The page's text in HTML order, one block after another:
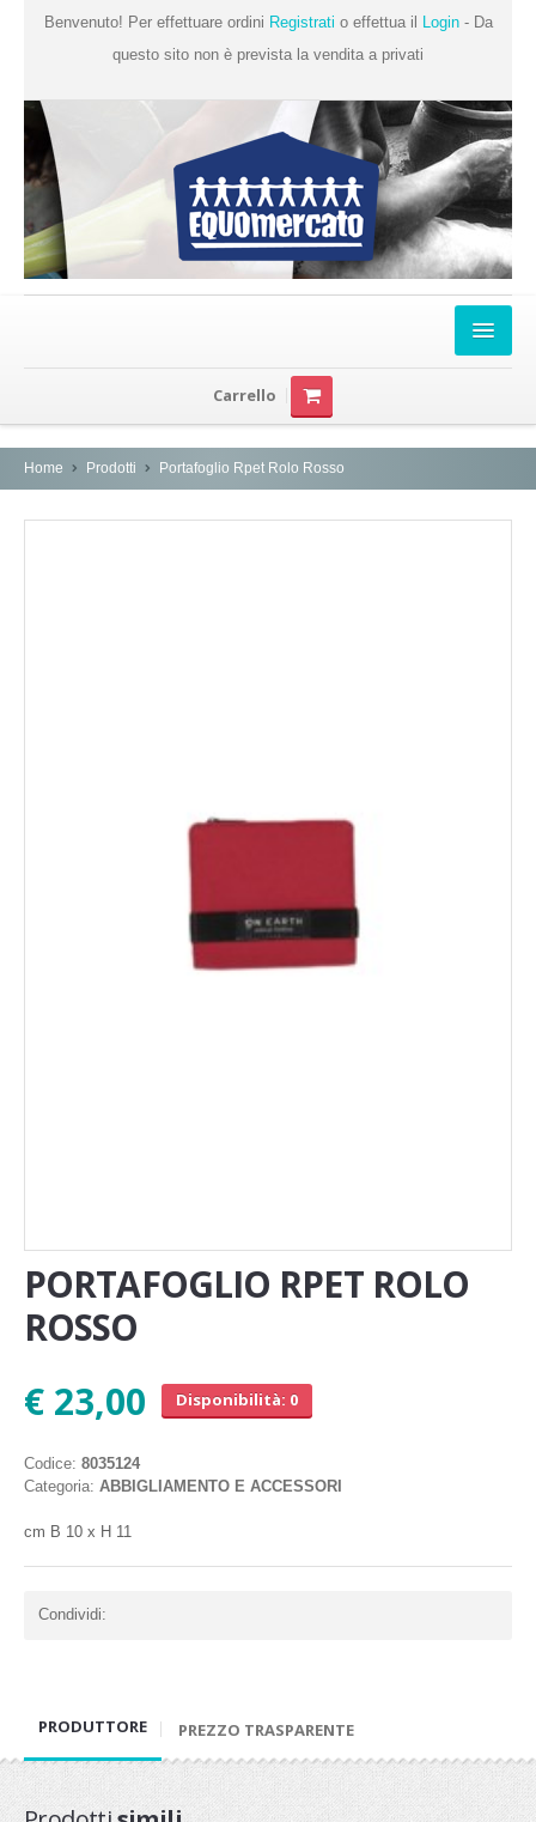
Benvenuto! Per effettuare ordini Registrati o effettua il Login- Da
questo sito non è prevista la vendita a privati
Chi Siamo
Prodotti
Produttori
Carrello
Home Prodotti Portafoglio Rpet Rolo Rosso
PORTAFOGLIO RPET ROLO
ROSSO
€ 23,00
Disponibilità: 0
Codice: 8035124
Categoria: ABBIGLIAMENTO E ACCESSORI
cm B 10 x H 11
Condividi:
PRODUTTORE PREZZO TRASPARENTE